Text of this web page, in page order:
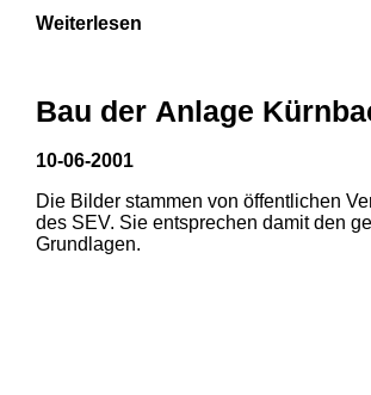
Weiterlesen
Bau der Anlage
10-06-2001
Die Bilder stammen von öffentlichen
des SEV. Sie entsprechen damit den
Grundlagen.